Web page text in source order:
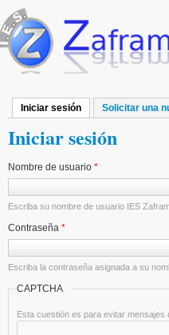
Solapas principales
Iniciar sesión (solapa activa)
Solicitar una
Iniciar sesión
Nombre de usuario *
Escriba su nombre de usuario IES
Contraseña *
Escriba la contraseña asignada a su
CAPTCHA
Esta cuestión es para evitar mensajes